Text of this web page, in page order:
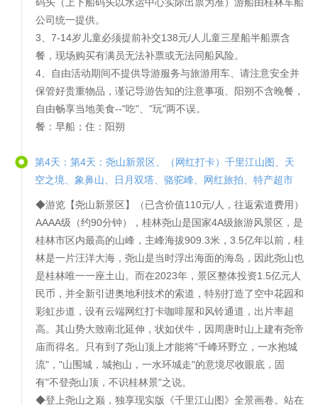
公司统一提供。
3、7-14岁儿童必须提前补交138元/人儿童三星船半船票含
餐，现场购买有满员无法补票或无法同船风险。
4、自由活动期间不提供导游服务与旅游用车、请注意安全并
保管好贵重物品，谨记导游告知的注意事项、阳朔不含晚餐，
自由畅享当地美食--"吃"、"玩"两不误。
餐：早船；住：阳朔
第4天：第4天：尧山新景区、（网红打卡）千里江山图、天
空之境、象鼻山、日月双塔、骆驼峰、网红旅拍、特产超市
◆游览【尧山新景区】（已含价值110元/人，往返索道费用）
AAAA级（约90分钟），桂林尧山是国家4A级旅游风景区，是
桂林市区内最高的山峰，主峰海拔909.3米，3.5亿年以前，桂
林是一片汪洋大海，尧山是当时浮出海面的海岛，因此尧山也
是桂林唯一一座土山。而在2023年，景区整体投资1.5亿元人
民币，并全新引进奥地利技术的索道，特别打造了空中花园和
彩虹步道，设有云端网红打卡咖啡屋和风铃通道，出片率超
高。其山势大致南北延伸，状如伏牛，因周唐时山上建有尧帝
庙而得名。只有到了尧山顶上才能将"千峰环野立，一水抱城
流"，"山围城，城抱山，一水环城走"的意境尽收眼底，固
有"不登尧山顶，不识桂林景"之说。
◆登上尧山之巅，独享现实版《千里江山图》全景画卷。站在